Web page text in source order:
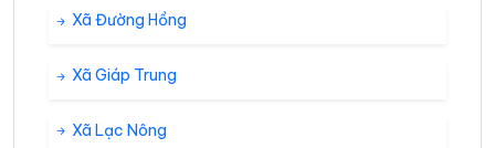
Xã Đường Hồng
Xã Giáp Trung
Xã Lạc Nông